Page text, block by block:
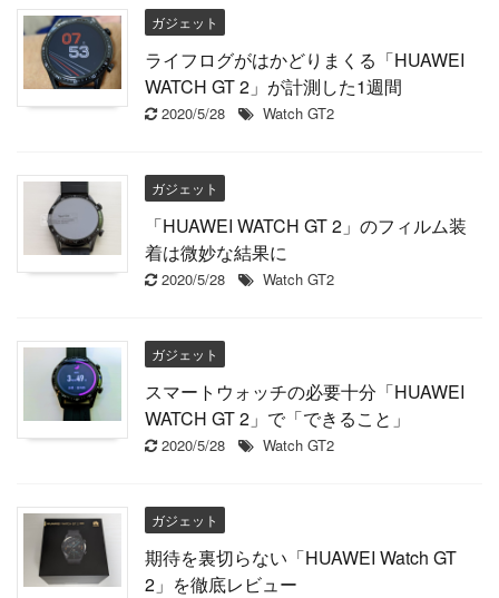
ガジェット
ライフログがはかどりまくる「HUAWEI
WATCH GT 2」が計測した1週間
2020/5/28 Watch GT2
ガジェット
「HUAWEI WATCH GT 2」のフィルム装
着は微妙な結果に
2020/5/28 Watch GT2
ガジェット
スマートウォッチの必要十分「HUAWEI
WATCH GT 2」で「できること」
2020/5/28 Watch GT2
ガジェット
期待を裏切らない「HUAWEI Watch GT
2」を徹底レビュー